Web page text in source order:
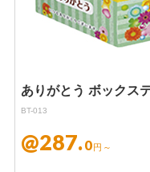
ありがとう ボックス
BT-013
@287.0円～